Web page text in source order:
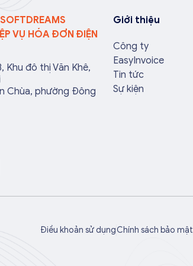
VỤ HÓA ĐƠN ĐIỆN
Khu đô thị Văn Khê,
Chùa, phường Đông
Giới thiệu
Công ty
EasyInvoice
Tin tức
Sự kiện
Điều khoản sử dụngChính sách bảo mật